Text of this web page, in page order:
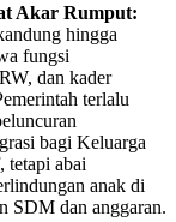
Akar Rumput:
hingga
fungsi
dan kader
terlalu
bagi Keluarga
tetapi abai
anak di
SDM dan anggaran.